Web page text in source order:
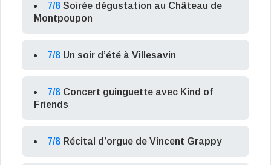
7/8 Soirée dégustation au Château de
Montpoupon
7/8 Un soir d’été à Villesavin
7/8 Concert guinguette avec Kind of
Friends
7/8 Récital d’orgue de Vincent Grappy